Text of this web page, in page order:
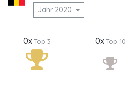
Jahr 2020
0xTop 3 0xTop 10